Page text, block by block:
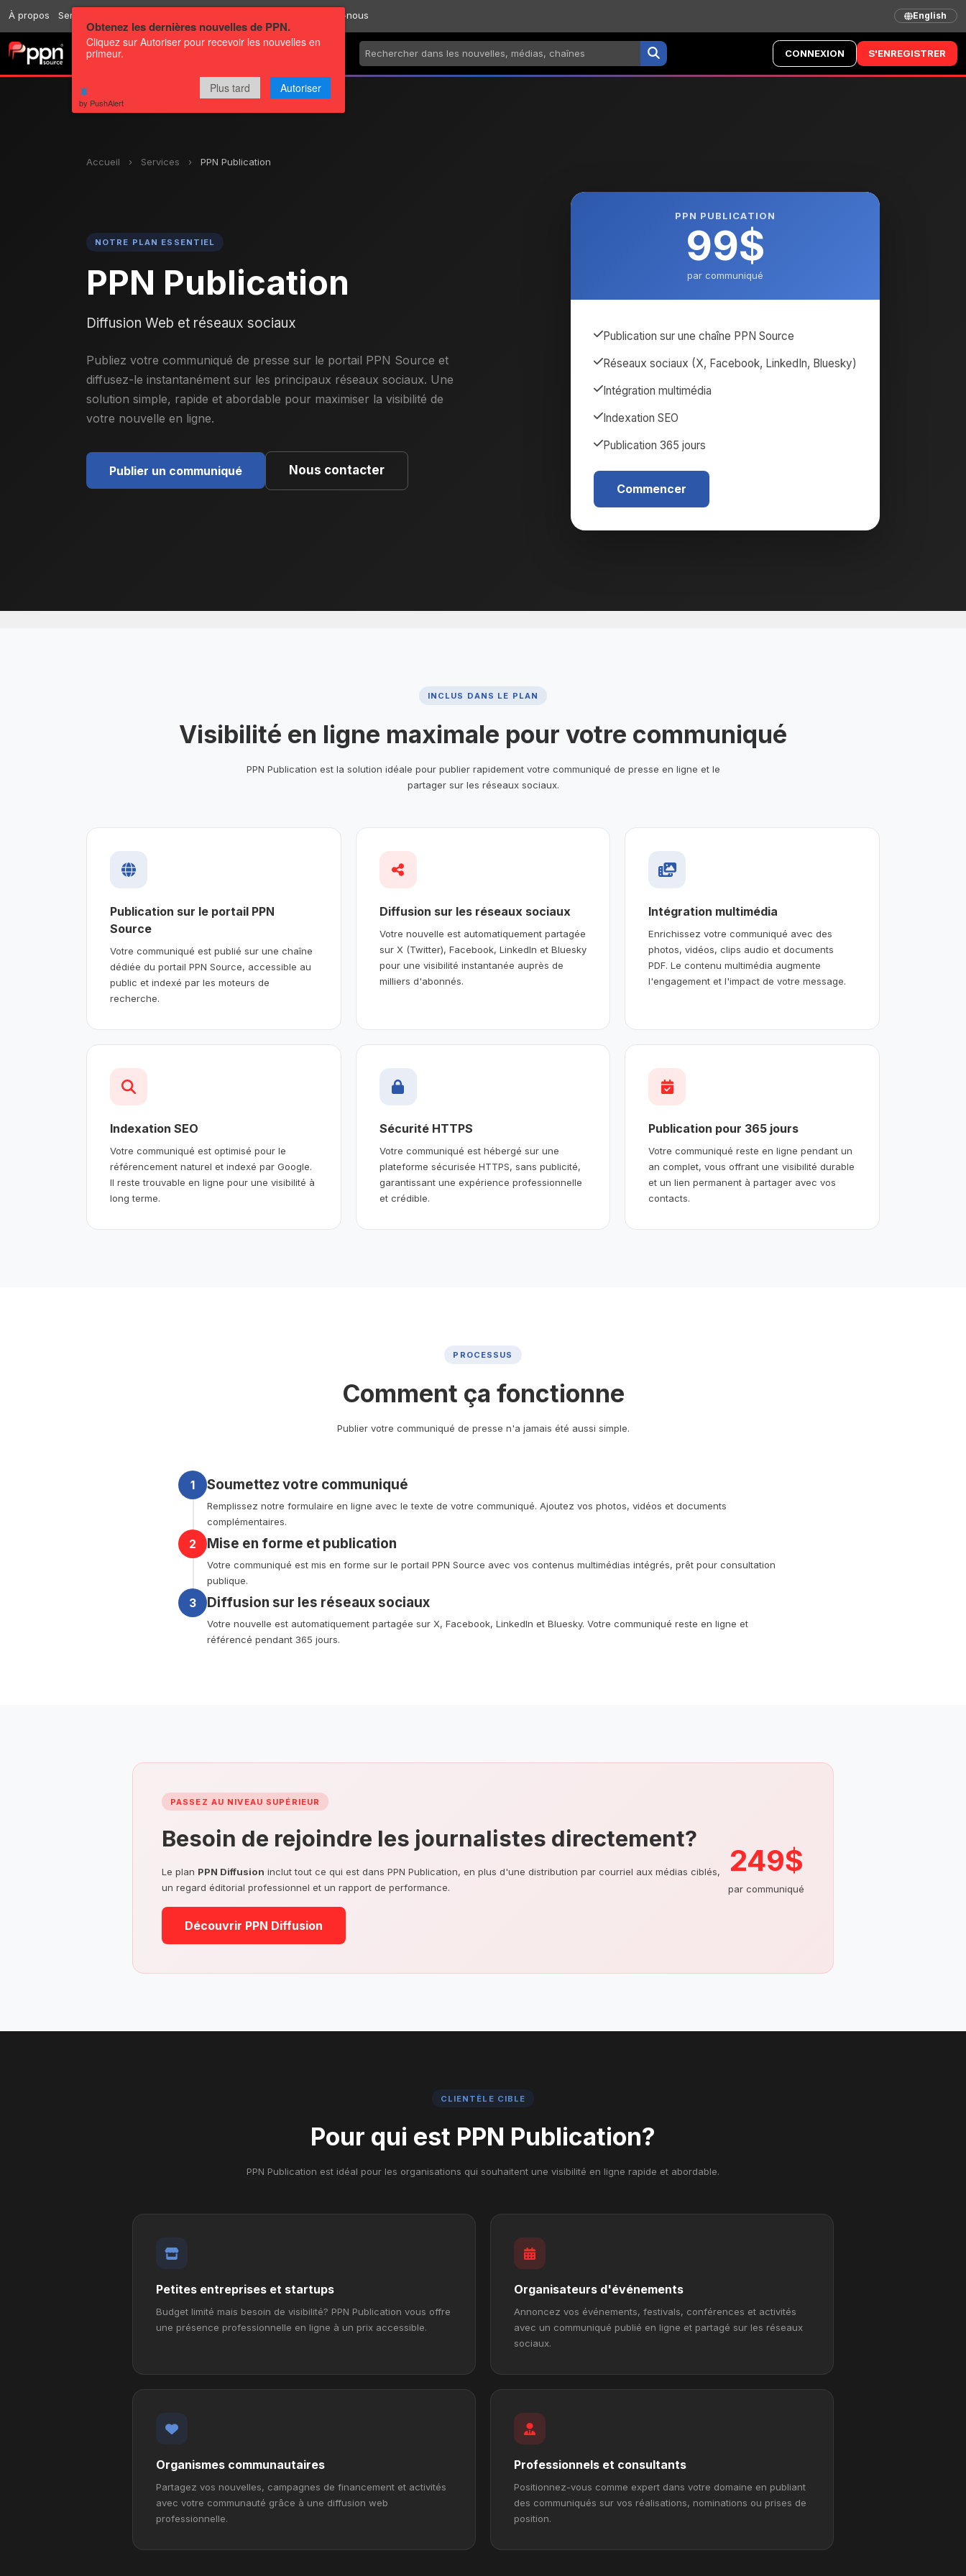
Chaînes CONNEXION S'ENREGISTRER
À propos Services Contactez-nous English
Accueil › Services › PPN Publication
NOTRE PLAN ESSENTIEL
PPN Publication
Diffusion Web et réseaux sociaux
Publiez votre communiqué de presse sur le portail PPN Source et
diffusez-le instantanément sur les principaux réseaux sociaux. Une
solution simple, rapide et abordable pour maximiser la visibilité de
votre nouvelle en ligne.
Publier un communiqué Nous contacter
PPN PUBLICATION
99$
par communiqué
Publication sur une chaîne PPN Source
Réseaux sociaux (X, Facebook, LinkedIn, Bluesky)
Intégration multimédia
Indexation SEO
Publication 365 jours
Commencer
INCLUS DANS LE PLAN
Visibilité en ligne maximale pour votre communiqué
PPN Publication est la solution idéale pour publier rapidement votre communiqué de presse en ligne et le
partager sur les réseaux sociaux.
Publication sur le portail PPN
Source
Votre communiqué est publié sur une chaîne
dédiée du portail PPN Source, accessible au
public et indexé par les moteurs de
recherche.
Diffusion sur les réseaux sociaux
Votre nouvelle est automatiquement partagée
sur X (Twitter), Facebook, LinkedIn et Bluesky
pour une visibilité instantanée auprès de
milliers d'abonnés.
Intégration multimédia
Enrichissez votre communiqué avec des
photos, vidéos, clips audio et documents
PDF. Le contenu multimédia augmente
l'engagement et l'impact de votre message.
Indexation SEO
Votre communiqué est optimisé pour le
référencement naturel et indexé par Google.
Il reste trouvable en ligne pour une visibilité à
long terme.
Sécurité HTTPS
Votre communiqué est hébergé sur une
plateforme sécurisée HTTPS, sans publicité,
garantissant une expérience professionnelle
et crédible.
Publication pour 365 jours
Votre communiqué reste en ligne pendant un
an complet, vous offrant une visibilité durable
et un lien permanent à partager avec vos
contacts.
PROCESSUS
Comment ça fonctionne
Publier votre communiqué de presse n'a jamais été aussi simple.
1 Soumettez votre communiqué
Remplissez notre formulaire en ligne avec le texte de votre communiqué. Ajoutez vos photos, vidéos et documents
complémentaires.
2 Mise en forme et publication
Votre communiqué est mis en forme sur le portail PPN Source avec vos contenus multimédias intégrés, prêt pour consultation
publique.
3 Diffusion sur les réseaux sociaux
Votre nouvelle est automatiquement partagée sur X, Facebook, LinkedIn et Bluesky. Votre communiqué reste en ligne et
référencé pendant 365 jours.
PASSEZ AU NIVEAU SUPÉRIEUR
Besoin de rejoindre les journalistes directement?
Le plan PPN Diffusion inclut tout ce qui est dans PPN Publication, en plus d'une distribution par courriel aux médias ciblés,
un regard éditorial professionnel et un rapport de performance.
Découvrir PPN Diffusion
249$
par communiqué
CLIENTÈLE CIBLE
Pour qui est PPN Publication?
PPN Publication est idéal pour les organisations qui souhaitent une visibilité en ligne rapide et abordable.
Petites entreprises et startups
Budget limité mais besoin de visibilité? PPN Publication vous offre
une présence professionnelle en ligne à un prix accessible.
Organisateurs d'événements
Annoncez vos événements, festivals, conférences et activités
avec un communiqué publié en ligne et partagé sur les réseaux
sociaux.
Organismes communautaires
Partagez vos nouvelles, campagnes de financement et activités
avec votre communauté grâce à une diffusion web
professionnelle.
Professionnels et consultants
Positionnez-vous comme expert dans votre domaine en publiant
des communiqués sur vos réalisations, nominations ou prises de
position.
Obtenez les dernières nouvelles de PPN.
Cliquez sur Autoriser pour recevoir les nouvelles en
primeur.
Plus tard Autoriser
by PushAlert